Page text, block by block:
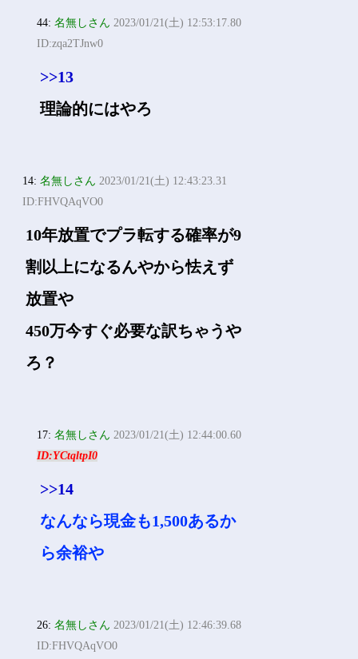
44:名無しさん 2023/01/21(土) 12:53:17.80
ID:zqa2TJnw0
>>13
理論的にはやろ
14:名無しさん 2023/01/21(土) 12:43:23.31
ID:FHVQAqVO0
10年放置でプラ転する確率が9
割以上になるんやから怯えず
放置や
450万今すぐ必要な訳ちゃうや
ろ？
17:名無しさん 2023/01/21(土) 12:44:00.60
ID:YCtqltpI0
>>14
なんなら現金も1,500あるか
ら余裕や
26:名無しさん 2023/01/21(土) 12:46:39.68
ID:FHVQAqVO0